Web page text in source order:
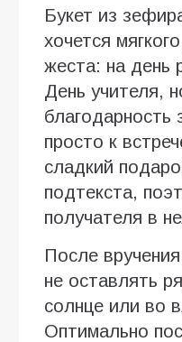
Букет из
хочется
жеста: на день
День учителя,
просто к
сладкий
подтекста,
получателя в
После
не оставлять
солнце или во
Оптимально